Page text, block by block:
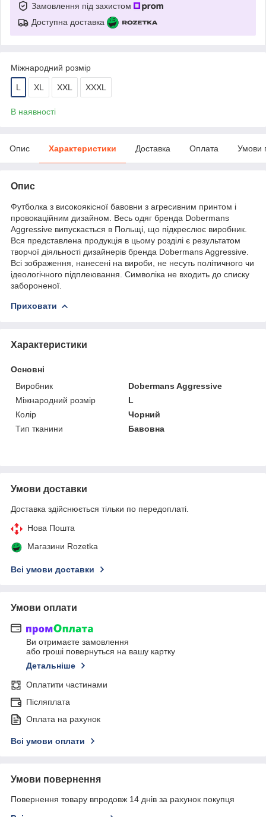
Замовлення під захистом
Доступна доставка
Міжнародний розмір
L XL XXL XXXL
В наявності
Опис Характеристики Доставка Оплата Умови
Опис
Футболка з високоякісної бавовни з агресивним принтом і
провокаційним дизайном. Весь одяг бренда Dobermans
Aggressive випускається в Польщі, що підкреслює виробник.
Вся представлена продукція в цьому розділі є результатом
творчої діяльності дизайнерів бренда Dobermans Aggressive.
Всі зображення, нанесені на вироби, не несуть політичного чи
ідеологічного підплеювання. Символіка не входить до списку
забороненої.
Приховати
Характеристики
Основні
Виробник
Dobermans Aggressive
Міжнародний розмір
L
Колір
Чорний
Тип тканини
Бавовна
Умови доставки
Доставка здійснюється тільки по передоплаті.
Нова Пошта
Магазини Rozetka
Всі умови доставки
Умови оплати
Ви отримаєте замовлення
або гроші повернуться на вашу картку
Детальніше
Оплатити частинами
Післяплата
Оплата на рахунок
Всі умови оплати
Умови повернення
Повернення товару впродовж 14 днів за рахунок покупця